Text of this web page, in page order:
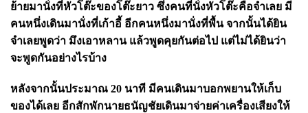
ย้ายมานั่งที่หัวโต๊ะของโต๊ะยาว ซึ่งคนที่นั่งหัวโต๊ะคือจําเลย มี
คนหนึ่งเดินมานั่งที่เก้าอี้ อีกคนหนึ่งมานั่งที่พื้น จากนั้นได้ยิน
จำเลยพูดว่า มึงเอาหลาน แล้วพูดคุยกันต่อไป แต่ไม่ได้ยินว่า
จะพูดกันอย่างไรบ้าง
หลังจากนั้นประมาณ 20 นาที มีคนเดินมาบอกพยานให้เก็บ
ของได้เลย อีกสักพักนายธนัญชัยเดินมาจ่ายค่าเครื่องเสียงให้